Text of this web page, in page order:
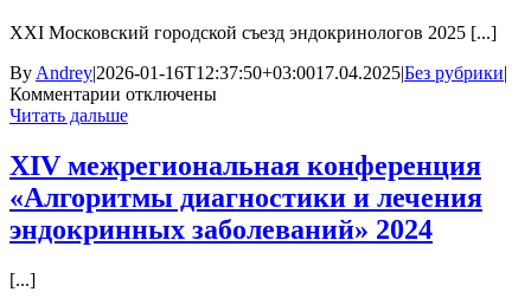
XXI Московский городской съезд эндокринологов 2025 [...]
By Andrey|2026-01-16T12:37:50+03:0017.04.2025|Без рубрики|
Комментарии к
записи
городской
съезд
эндокринологов
2025
отключены
Читать дальше
ХIV межрегиональная конференция
«Алгоритмы диагностики и лечения
эндокринных заболеваний» 2024
[...]